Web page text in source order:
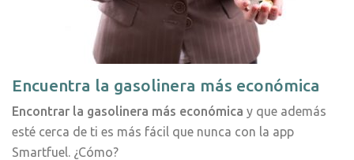
Encuentra la gasolinera más económica
Encontrar la gasolinera más económica y que además
esté cerca de ti es más fácil que nunca con la app
Smartfuel. ¿Cómo?